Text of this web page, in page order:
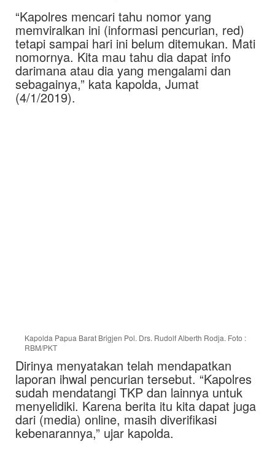
“Kapolres mencari tahu nomor yang
memviralkan ini (informasi pencurian, red)
tetapi sampai hari ini belum ditemukan. Mati
nomornya. Kita mau tahu dia dapat info
darimana atau dia yang mengalami dan
sebagainya,” kata kapolda, Jumat
(4/1/2019).
Kapolda Papua Barat Brigjen Pol. Drs. Rudolf Alberth Rodja. Foto :
RBM/PKT
Dirinya menyatakan telah mendapatkan
laporan ihwal pencurian tersebut. “Kapolres
sudah mendatangi TKP dan lainnya untuk
menyelidiki. Karena berita itu kita dapat juga
dari (media) online, masih diverifikasi
kebenarannya,” ujar kapolda.